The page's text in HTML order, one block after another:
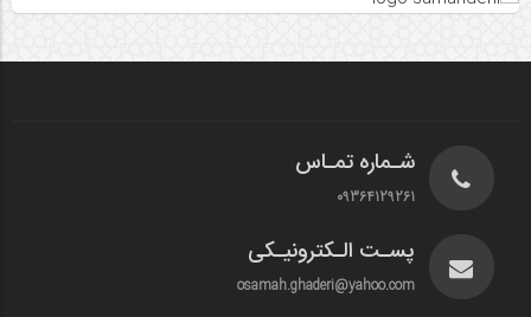
شـماره تمـاس
09364129261
پسـت الـکترونیـکی
osamah.ghaderi@yahoo.com